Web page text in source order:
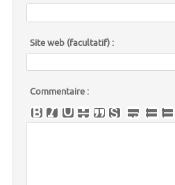
Site web (facultatif) :
Commentaire :